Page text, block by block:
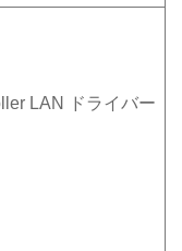
LAN ドライバー